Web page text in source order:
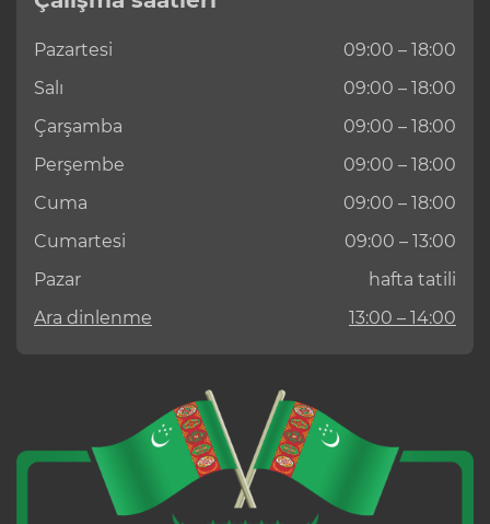
Pazartesi
09:00 – 18:00
Salı
09:00 – 18:00
Çarşamba
09:00 – 18:00
Perşembe
09:00 – 18:00
Cuma
09:00 – 18:00
Cumartesi
09:00 – 13:00
Pazar
hafta tatili
Ara dinlenme
13:00 – 14:00